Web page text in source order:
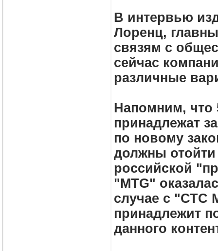
В интервью
Лоренц,
связям с
сейчас
различные
Напомним, что
принадлежат
по новому
должны
российской
"MTG"
случае с "СТС
принадлежит
данного